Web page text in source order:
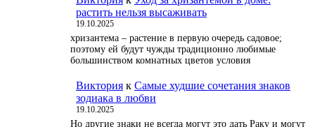
растить нельзя высаживать
19.10.2025
хризантема – растение в первую очередь садовое;
поэтому ей будут чужды традиционно любимые
большинством комнатных цветов условия
Виктория к Самые худшие сочетания знаков
зодиака в любви
19.10.2025
Но другие знаки не всегда могут это дать Раку и могут